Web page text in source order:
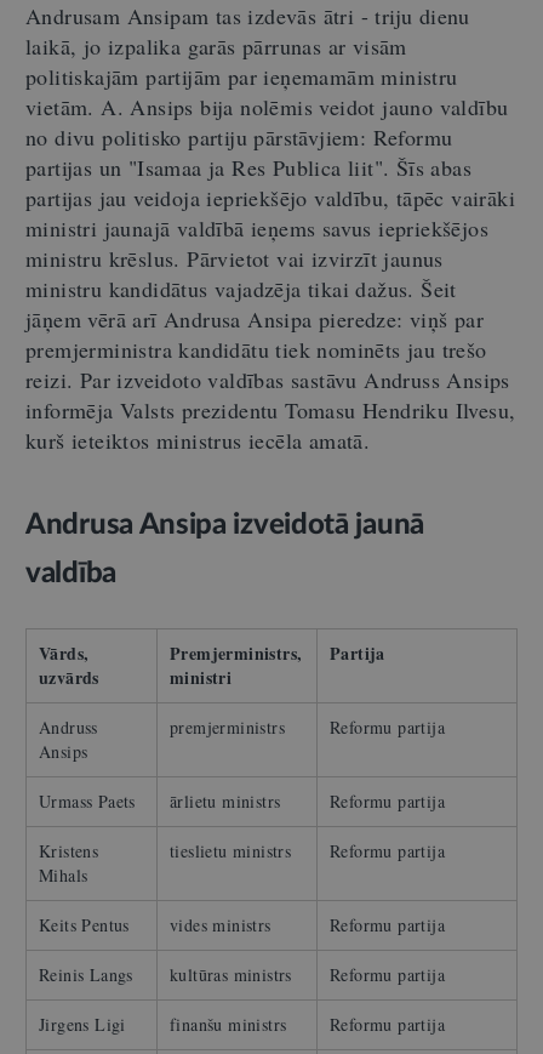
Andrusam Ansipam tas izdevās ātri - triju dienu
laikā, jo izpalika garās pārrunas ar visām
politiskajām partijām par ieņemamām ministru
vietām. A. Ansips bija nolēmis veidot jauno valdību
no divu politisko partiju pārstāvjiem: Reformu
partijas un "Isamaa ja Res Publica liit". Šīs abas
partijas jau veidoja iepriekšējo valdību, tāpēc vairāki
ministri jaunajā valdībā ieņems savus iepriekšējos
ministru krēslus. Pārvietot vai izvirzīt jaunus
ministru kandidātus vajadzēja tikai dažus. Šeit
jāņem vērā arī Andrusa Ansipa pieredze: viņš par
premjerministra kandidātu tiek nominēts jau trešo
reizi. Par izveidoto valdības sastāvu Andruss Ansips
informēja Valsts prezidentu Tomasu Hendriku Ilvesu,
kurš ieteiktos ministrus iecēla amatā.
Andrusa Ansipa izveidotā jaunā
valdība
Vārds,
uzvārds
Premjerministrs,
ministri
Partija
Andruss
Ansips
premjerministrs Reformu partija
Urmass Paets ārlietu ministrs Reformu partija
Kristens
Mihals
tieslietu ministrs Reformu partija
Keits Pentus vides ministrs Reformu partija
Reinis Langs kultūras ministrs Reformu partija
Jirgens Ligi finanšu ministrs Reformu partija